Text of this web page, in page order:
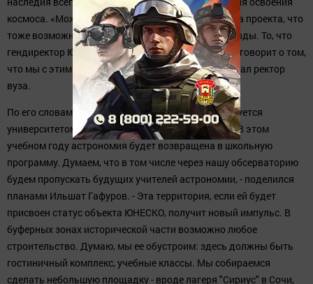
космоса. «Может, нам удастся объединить эти два проекта, что
тоже возможно. Сегодня обсуждались сами подходы. То, что
гендиректор ЮНЕСКО послушала и дала отмашку, говорит о том,
что мы с этими заявками начнем работать», - сказал ректор
вуза.
По его словам, территория обсерватории используется
университетом для популяризации астрономии. «В этом
учебном году астрономия будет возвращена в школьную
программу. Думаем, что в том числе через нашу обсерваторию
будем пропускать будущих учителей астрономии, - поделился
планами Ильшат Гафуров. - Эта территория, если ей будет
присвоен статус объекта ЮНЕСКО, получит новый импульс. В
буферных зонах исторической части возможно любое
строительство. Думаю, мы ее обустроим: здесь должны быть
гостиничный комплекс, учебные классы. Мы собираемся
сделать небольшую площадку - вроде лагеря "Сириус" в Сочи,